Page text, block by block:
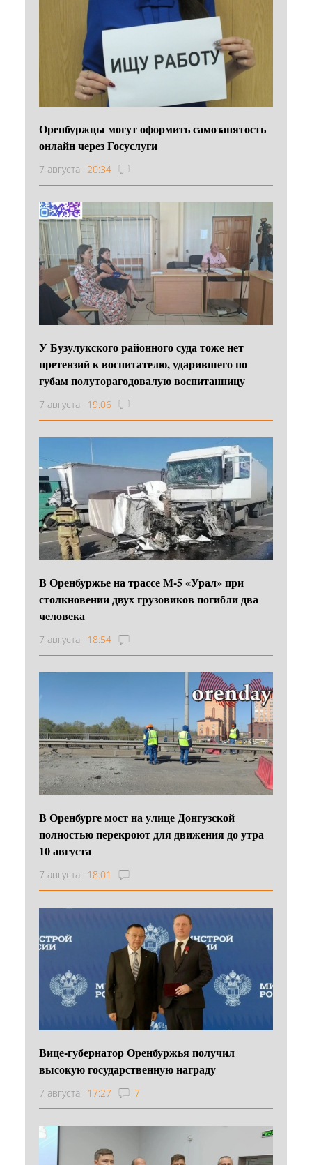
Оренбуржцы могут оформить самозанятость
онлайн через Госуслуги
7 августа 20:34
У Бузулукского районного суда тоже нет
претензий к воспитателю, ударившего по
губам полуторагодовалую воспитанницу
7 августа 19:06
В Оренбуржье на трассе М-5 «Урал» при
столкновении двух грузовиков погибли два
человека
7 августа 18:54
В Оренбурге мост на улице Донгузской
полностью перекроют для движения до утра
10 августа
7 августа 18:01
Вице-губернатор Оренбуржья получил
высокую государственную награду
7 августа 17:27 7